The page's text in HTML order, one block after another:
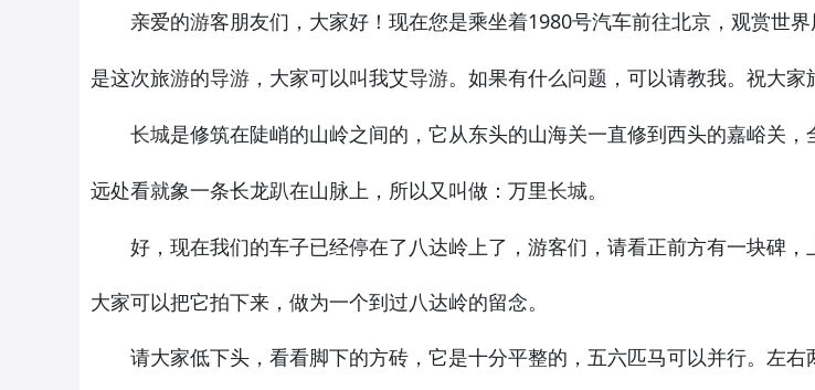
亲爱的游客朋友们，大家好！现在您是乘坐着1980号汽车前往北京，观赏世
是这次旅游的导游 ，大家可以叫我艾导游。如果有什么问题，可以请教我。祝大家
长城是修筑在陡峭的山岭之间的，它从东头的山海关一直修到西头的嘉峪关
远处看就象一条长龙趴在山脉上，所以又叫做：万里长城。
好，现在我们的车子已经停在了八达岭上了，游客们，请看正前方有一块碑，
大家可以把它拍下来，做为一个到过八达岭的留念。
请大家低下头，看看脚下的方砖，它是十分平整的，五六匹马可以并行。左右